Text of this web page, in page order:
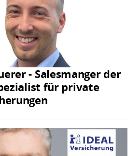
- Salesmanger der
für private